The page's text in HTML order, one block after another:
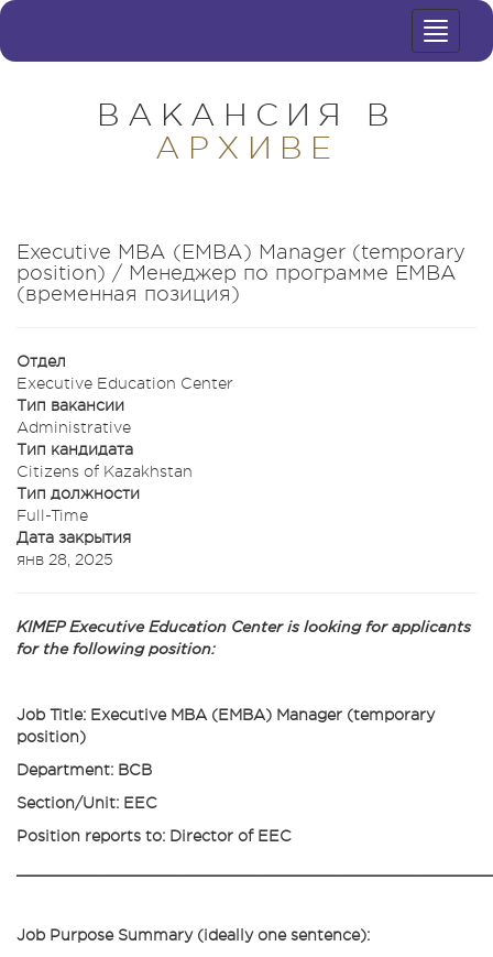
Toggle
ВАКАНСИЯ В
АРХИВЕ
Executive MBA (EMBA) Manager (temporary
position) / Менеджер по программе ЕМВА
(временная позиция)
Отдел
Executive Education Center
Тип вакансии
Administrative
Тип кандидата
Citizens of Kazakhstan
Тип должности
Full-Time
Дата закрытия
янв 28, 2025
KIMEP Executive Education Center is looking for applicants
for the following position:
Job Title: Executive MBA (EMBA) Manager (temporary
position)
Department: BCB
Section/Unit: EEC
Position reports to: Director of EEC
Job Purpose Summary (ideally one sentence):